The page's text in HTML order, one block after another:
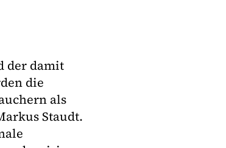
der damit
die
als
Staudt.